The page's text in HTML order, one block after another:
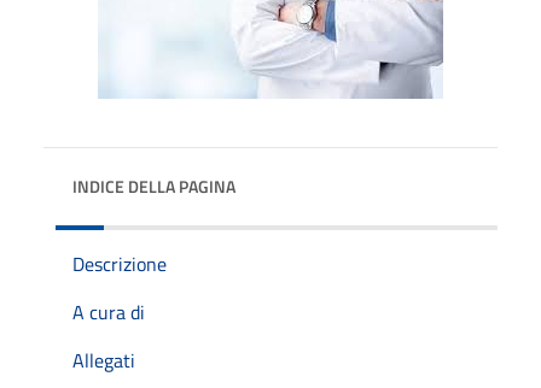
INDICE DELLA PAGINA
Descrizione
A cura di
Allegati